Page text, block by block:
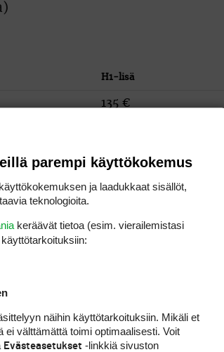
H1-lisä
135 €
225 €
225 €
155 €
155 €
parempi käyttökokemus
ja laadukkaat sisällöt,
teknologioita.
keräävät tietoa (esim. vierailemis­tasi
näihin käyttötarkoituksiin. Mikäli et
välttämättä toimi optimaalisesti. Voit
Evästeasetukset -linkkiä sivuston